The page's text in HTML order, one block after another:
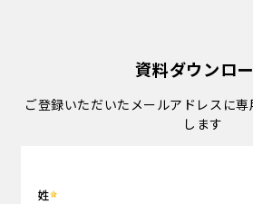
資料ダウンロ
ご登録いただいたメールアドレスに
します
姓